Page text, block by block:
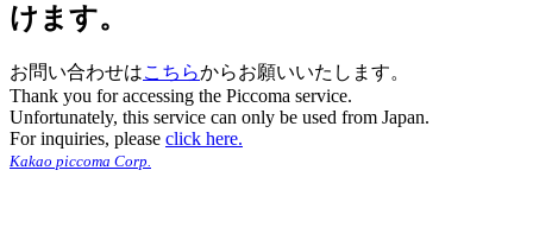
けます。
お問い合わせはこちらからお願いいたします。
Thank you for accessing the Piccoma service.
Unfortunately, this service can only be used from Japan.
For inquiries, please click here.
Kakao piccoma Corp.